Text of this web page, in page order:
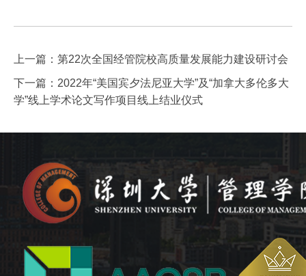
上一篇： 第22次全国经管院校高质量发展能力建设研讨会
下一篇： 2022年“美国宾夕法尼亚大学”及“加拿大多伦多大
学”线上学术论文写作项目线上结业仪式